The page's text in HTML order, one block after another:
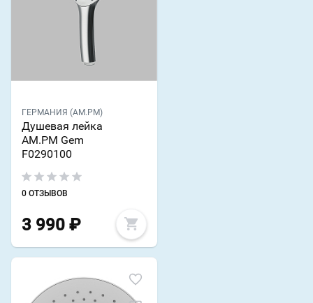
ГЕРМАНИЯ (AM.PM)
Душевая лейка
AM.PM Gem
F0290100
0 ОТЗЫВОВ
3 990 ₽